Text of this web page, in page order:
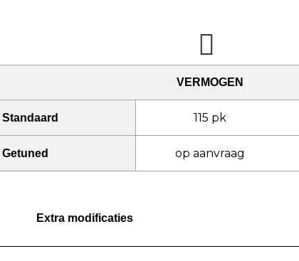
VERMOGEN
Standaard 115 pk
Getuned op aanvraag
Extra modificaties